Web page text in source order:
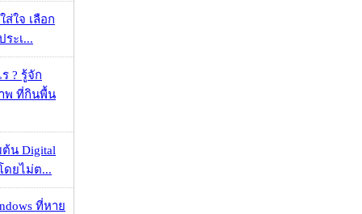
ส่ใจ เลือก
ระเ...
? รู้จัก
พ ที่กินพื้น
ต้น Digital
ดยไม่ต...
ที่หาย